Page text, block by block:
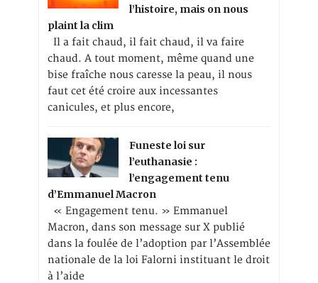
l’histoire, mais on nous
plaint la clim
Il a fait chaud, il fait chaud, il va faire
chaud. A tout moment, même quand une
bise fraîche nous caresse la peau, il nous
faut cet été croire aux incessantes
canicules, et plus encore,
Funeste loi sur
l’euthanasie :
l’engagement tenu
d’Emmanuel Macron
« Engagement tenu. » Emmanuel
Macron, dans son message sur X publié
dans la foulée de l’adoption par l’Assemblée
nationale de la loi Falorni instituant le droit
à l’aide